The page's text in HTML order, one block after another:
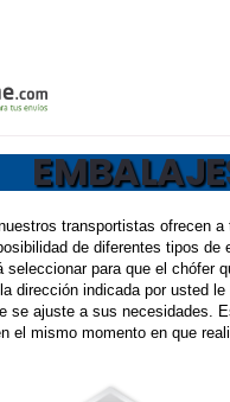
transportistas ofrecen a
de diferentes tipos de
seleccionar para que el chófer
dirección indicada por usted
se ajuste a sus necesidades.
el mismo momento en que